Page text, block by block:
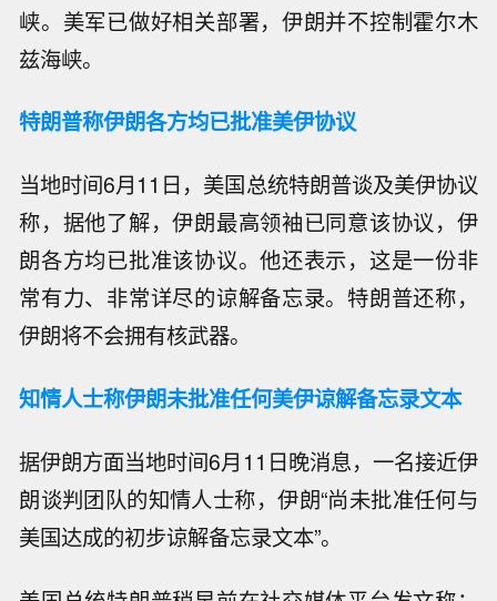
峡。美军已做好相关部署，伊朗并不控制霍尔木
兹海峡。
特朗普称伊朗各方均已批准美伊协议
当地时间6月11日，美国总统特朗普谈及美伊协议
称，据他了解，伊朗最高领袖已同意该协议，伊
朗各方均已批准该协议。他还表示，这是一份非
常有力、非常详尽的谅解备忘录。特朗普还称，
伊朗将不会拥有核武器。
知情人士称伊朗未批准任何美伊谅解备忘录文本
据伊朗方面当地时间6月11日晚消息，一名接近伊
朗谈判团队的知情人士称，伊朗“尚未批准任何与
美国达成的初步谅解备忘录文本”。